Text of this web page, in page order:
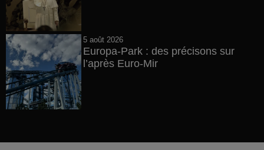
5 août 2026
Europa-Park : des précisons sur
l’après Euro-Mir